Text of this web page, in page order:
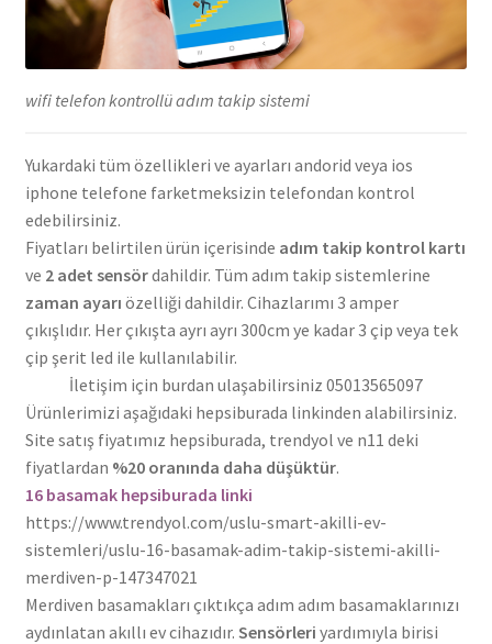
wifi telefon kontrollü adım takip sistemi
Yukardaki tüm özellikleri ve ayarları andorid veya ios
iphone telefone farketmeksizin telefondan kontrol
edebilirsiniz.
Fiyatları belirtilen ürün içerisinde adım takip kontrol kartı
ve 2 adet sensördahildir. Tüm adım takip sistemlerine
zaman ayarı özelliği dahildir. Cihazlarımı 3 amper
çıkışlıdır. Her çıkışta ayrı ayrı 300cm ye kadar 3 çip veya tek
çip şerit led ile kullanılabilir.
İletişim için burdan ulaşabilirsiniz 05013565097
Ürünlerimizi aşağıdaki hepsiburada linkinden alabilirsiniz.
Site satış fiyatımız hepsiburada, trendyol ve n11 deki
fiyatlardan %20 oranında daha düşüktür.
16 basamak hepsiburada linki
https://www.trendyol.com/uslu-smart-akilli-ev-
sistemleri/uslu-16-basamak-adim-takip-sistemi-akilli-
merdiven-p-147347021
Merdiven basamakları çıktıkça adım adım basamaklarınızı
aydınlatan akıllı ev cihazıdır. Sensörleri yardımıyla birisi